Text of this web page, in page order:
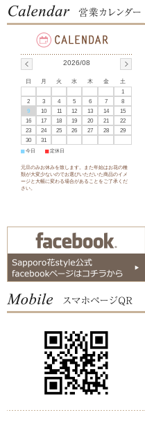
2026/08
日 月 火 水 木 金
土
1
2
3 4 5 6 7
8
9
10 11 12 13 14
15
16
17 18 19 20 21
22
23
24 25 26 27 28
29
30
31
■ 今日 ■ 定休日
元旦のみお休みを致します。また年始はお花の種
類が大変少ないのでお選びいただいた商品のイメ
ージと大幅に変わる場合があることをご了承くだ
さい。